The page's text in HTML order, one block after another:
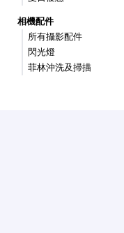
相機配件
所有攝影配件
閃光燈
菲林沖洗及掃描